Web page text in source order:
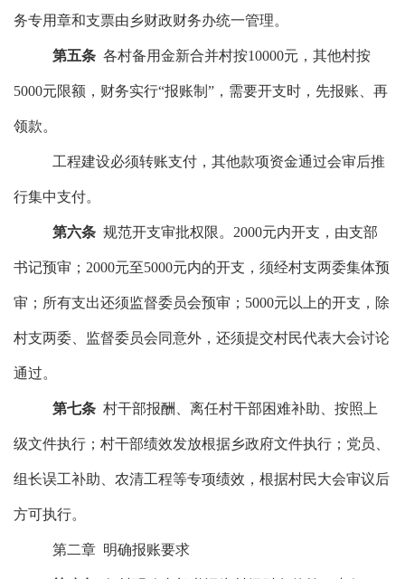
务专用章和支票由乡财政财务办统一管理。
第五条 各村备用金新合并村按10000元，其他村按
5000元限额， 财务实行“报账制”，需要开支时， 先报账、再
领款。
工程建设必须转账支付，其他款项资金通过会审后推
行集中支付。
第六条 规范开支审批权限。 2000元内开支，由支部
书记预审 ； 2000元至5000元内的开支，须经村支两委集体预
审 ； 所有支出还须监督委员会预审 ； 5000元以上的开支，除
村支两委、 监督委员会同意外，还须提交村民代表大会讨论
通过。
第七条 村干部报酬、离任村干部困难补助、按照上
级文件执行；村干部绩效发放根据乡政府文件执行；党员、
组长误工补助、农清工程等专项绩效，根据村民大会审议后
方可执行。
第二章 明确报账要求